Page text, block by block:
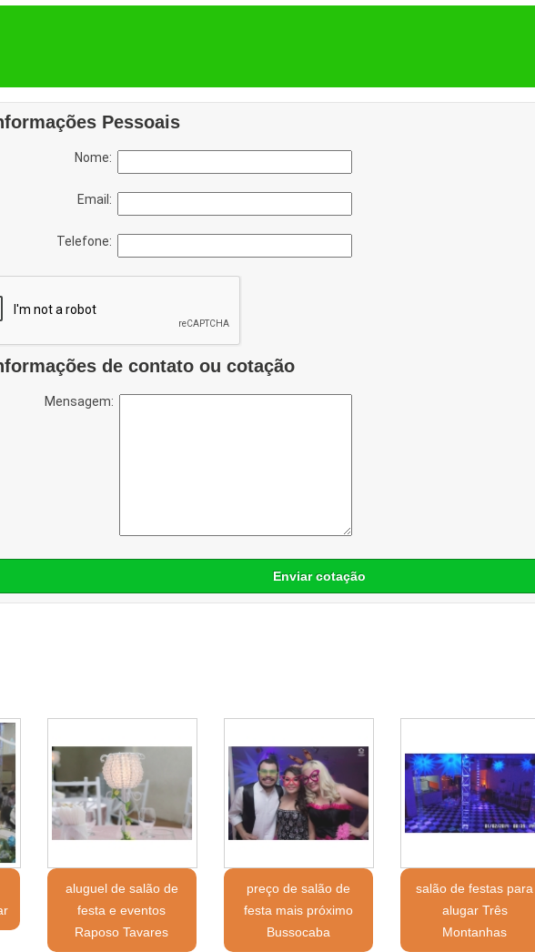
Pessoais
Nome:
Email:
Telefone:
de contato ou cotação
Mensagem:
Enviar cotação
aluguel de salão de
festa e eventos
Raposo Tavares
preço de salão de
festa mais próximo
Bussocaba
salão de festas para
alugar Três
Montanhas